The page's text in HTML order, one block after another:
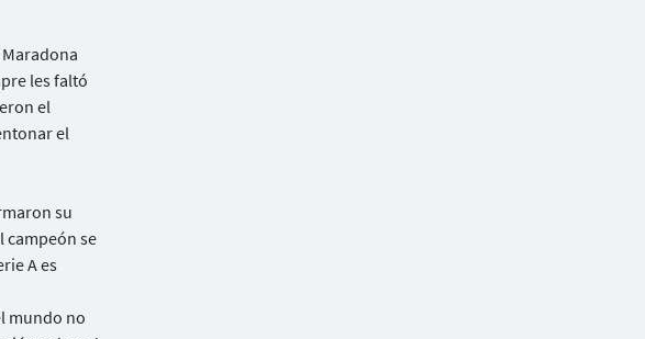
les faltó
el
el
su
campeón se
A es
mundo no